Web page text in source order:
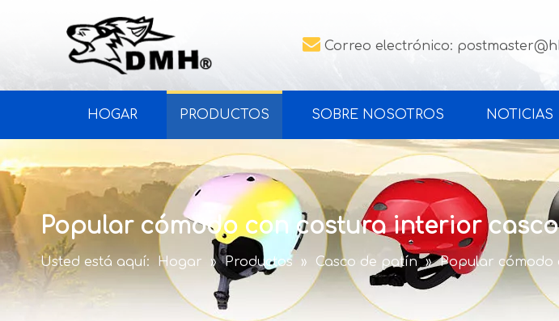
 Correo electrónico:
HOGAR PRODUCTOS SOBRE NOSOTROS NOTICIAS
Popular cómodo con costura interior casco
Usted está aquí: Hogar » Productos » Casco de patín » Popular cómodo